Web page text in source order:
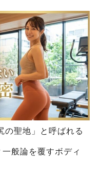
の聖地」と呼ばれる
般論を覆すボディ